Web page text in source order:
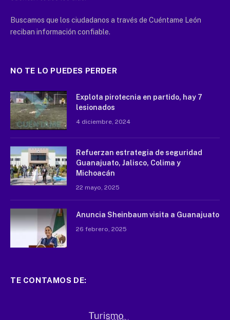
Buscamos que los ciudadanos a través de Cuéntame León
reciban información confiable.
NO TE LO PUEDES PERDER
Explota pirotecnia en partido, hay 7
lesionados
4 diciembre, 2024
Refuerzan estrategia de seguridad
Guanajuato, Jalisco, Colima y
Michoacán
22 mayo, 2025
Anuncia Sheinbaum visita a Guanajuato
26 febrero, 2025
TE CONTAMOS DE: